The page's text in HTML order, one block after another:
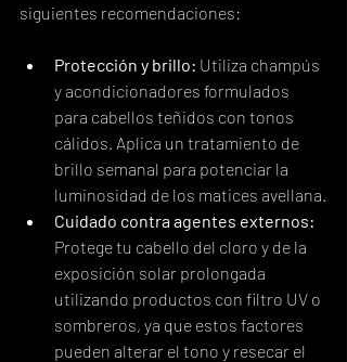
siguientes recomendaciones:
Protección y brillo: Utiliza champús
y acondicionadores formulados
para cabellos teñidos con tonos
cálidos. Aplica un tratamiento de
brillo semanal para potenciar la
luminosidad de los matices avellana.
Cuidado contra agentes externos:
Protege tu cabello del cloro y de la
exposición solar prolongada
utilizando productos con filtro UV o
sombreros, ya que estos factores
pueden alterar el tono y resecar el